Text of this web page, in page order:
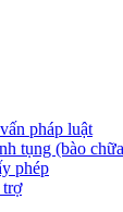
pháp luật
tụng (bào
phép